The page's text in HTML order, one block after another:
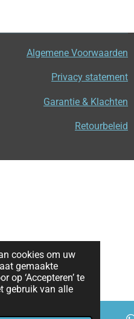
cookies om uw
gemaakte
op ‘Accepteren’ te
gebruik van alle
Algemene Voorwaarden
Privacy statement
Garantie & Klachten
Retourbeleid